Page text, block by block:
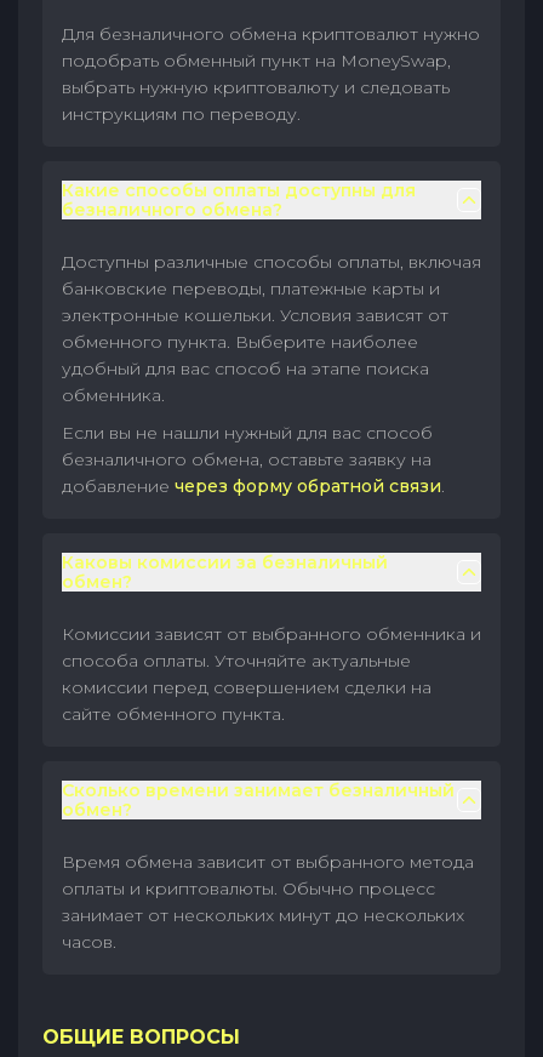
Для безналичного обмена криптовалют нужно
подобрать обменный пункт на MoneySwap,
выбрать нужную криптовалюту и следовать
инструкциям по переводу.
Какие способы оплаты доступны для
безналичного обмена?
Доступны различные способы оплаты, включая
банковские переводы, платежные карты и
электронные кошельки. Условия зависят от
обменного пункта. Выберите наиболее
удобный для вас способ на этапе поиска
обменника.
Если вы не нашли нужный для вас способ
безналичного обмена, оставьте заявку на
добавление через форму обратной связи.
Каковы комиссии за безналичный
обмен?
Комиссии зависят от выбранного обменника и
способа оплаты. Уточняйте актуальные
комиссии перед совершением сделки на
сайте обменного пункта.
Сколько времени занимает безналичный
обмен?
Время обмена зависит от выбранного метода
оплаты и криптовалюты. Обычно процесс
занимает от нескольких минут до нескольких
часов.
ОБЩИЕ ВОПРОСЫ